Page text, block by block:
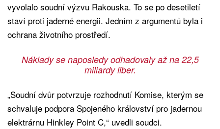
vyvolalo soudní výzvu Rakouska. To se po desetiletí
staví proti jaderné energii. Jedním z argumentů byla i
ochrana životního prostředí.
Náklady se naposledy odhadovaly až na 22,5
miliardy liber.
„Soudní dvůr potvrzuje rozhodnutí Komise, kterým se
schvaluje podpora Spojeného království pro jadernou
elektrárnu Hinkley Point C,“ uvedli soudci.